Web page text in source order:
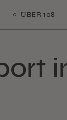
ÜBER 108